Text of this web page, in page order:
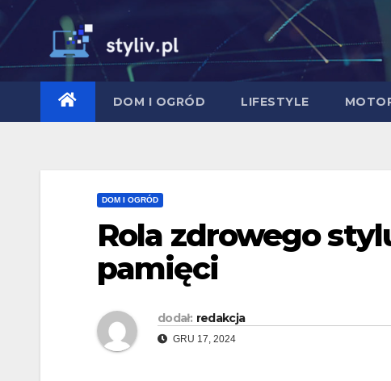
Skip
to
DOM I OGRÓD LIFESTYLE
DOM I OGRÓD
Rola zdrowego
pamięci
dodał: redakcja
GRU 17, 2024